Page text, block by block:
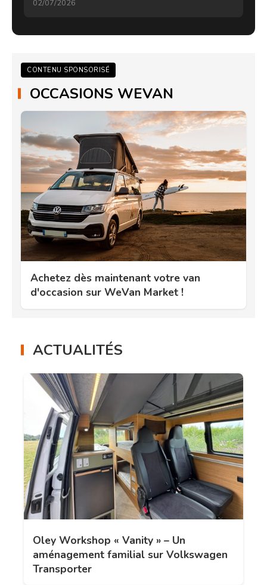
02/07/2026
CONTENU SPONSORISÉ
OCCASIONS WEVAN
Achetez dès maintenant votre van
d'occasion sur WeVan Market !
ACTUALITÉS
Oley Workshop « Vanity » – Un
aménagement familial sur Volkswagen
Transporter